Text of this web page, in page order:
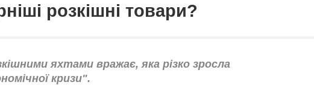
розкішні товари?
яхтами вражає, яка різко зросла
кризи".